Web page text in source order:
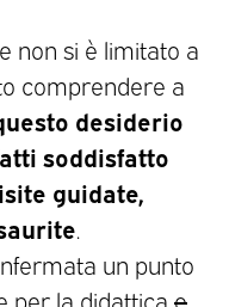
non si è limitato a
comprendere a
desiderio
soddisfatto
guidate,
un punto
per la didattica e